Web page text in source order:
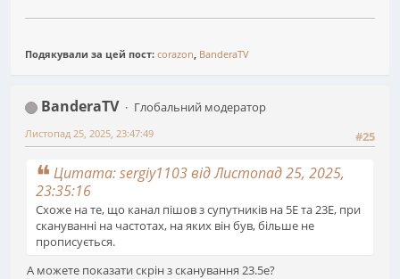
Подякували за цей пост: corazon, BanderaTV
BanderaTV
Глобальний модератор
#25
Листопад 25, 2025, 23:47:49
Цитата: sergiy1103 від Листопад 25, 2025,
23:35:16
Схоже на те, що канал пішов з супутників на 5Е та 23Е, при
скануванні на частотах, на яких він був, більше не
прописується.
А можете показати скрін з сканування 23.5е?